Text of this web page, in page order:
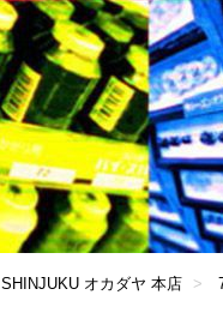
SHINJUKU オカダヤ 本店